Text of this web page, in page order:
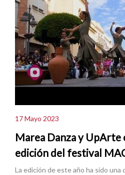
17 Mayo 2023
Marea Danza y UpArte
edición del festival
La edición de este año ha sido una